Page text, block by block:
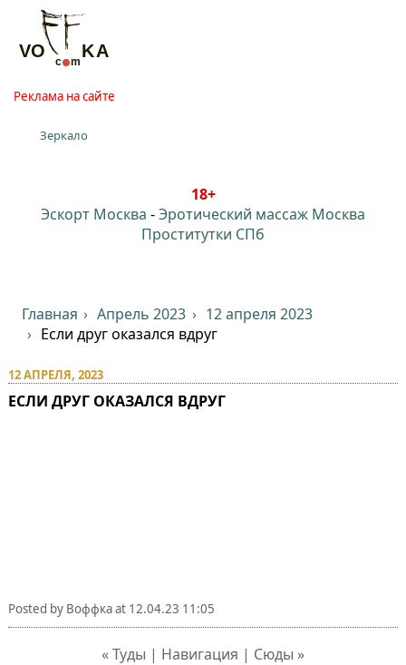
Реклама на сайте
Зеркало
18+
Эскорт Москва -Эротический массаж Москва
Проститутки СПб
Главная Апрель 2023
12 апреля 2023
Если друг оказался вдруг
12 АПРЕЛЯ, 2023
ЕСЛИ ДРУГ ОКАЗАЛСЯ ВДРУГ
Posted by Воффкаat 12.04.23 11:05
« Туды | Навигация | Сюды »